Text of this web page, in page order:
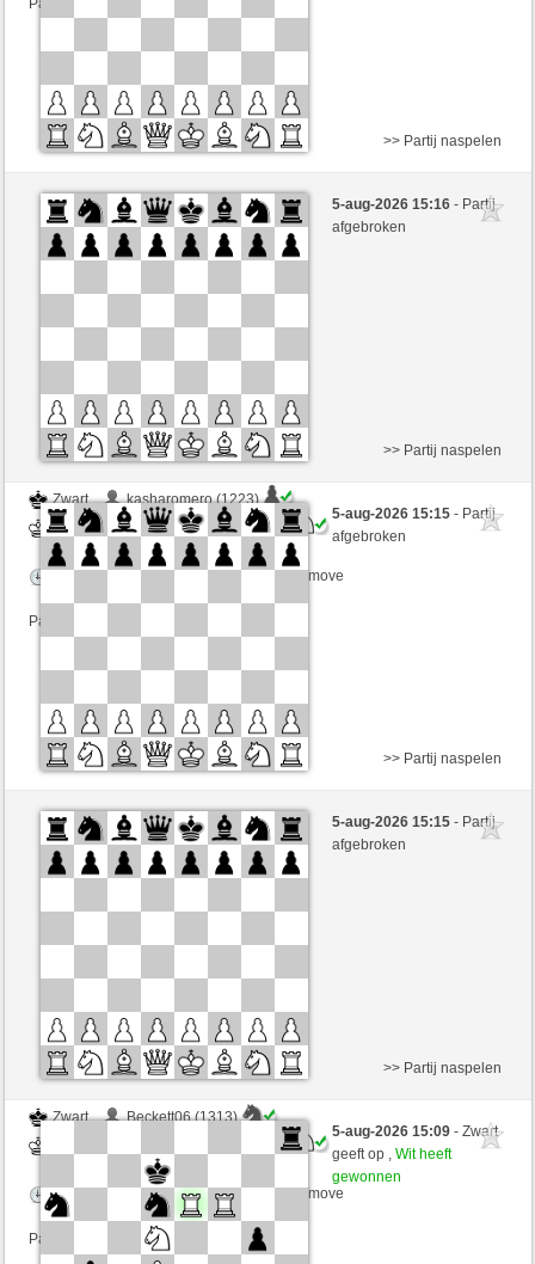
Partij telt mee voor de ranglijst
Zwart
Beckett06 (1313)
Wit
mnauerATgmxCH (1352)
>> Partij naspelen
5-aug-2026 15:16- Partij
afgebroken
Zwart
kasharomero (1223)
Wit
mnauerATgmxCH (1352)
Speelduur: 3 minutes/side + 2 seconds/move
Partij telt mee voor de ranglijst
>> Partij naspelen
5-aug-2026 15:15- Partij
afgebroken
Zwart
Bimbim (1212)
Wit
mnauerATgmxCH (1352)
>> Partij naspelen
5-aug-2026 15:15- Partij
afgebroken
Zwart
Beckett06 (1313)
mnauerATgmxCH (1352)
Speelduur: 3 minutes/side + 2 seconds/move
Partij telt mee voor de ranglijst
>> Partij naspelen
5-aug-2026 15:09- Zwart
geeft op ,Wit heeft
gewonnen